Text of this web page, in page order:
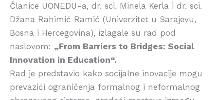
Članice UONEDU-a, dr. sci. Minela Kerla i dr. sci.
Džana Rahimić Ramić (Univerzitet u Sarajevu,
Bosna i Hercegovina), izlagale su rad pod
naslovom: „From Barriers to Bridges: Social
Innovation in Education“.
Rad je predstavio kako socijalne inovacije mogu
prevazići ograničenja formalnog i neformalnog